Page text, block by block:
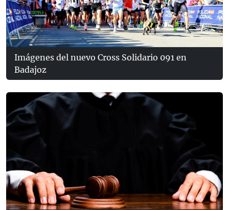
Imágenes del nuevo Cross Solidario 091 en
Badajoz